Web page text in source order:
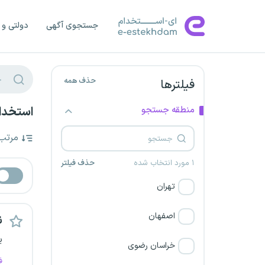
جستجوی آگهی دولتی
فیلترها حذف همه
منطقه جستجو
۱ مورد انتخاب شده حذف فیلتر
تهران
اصفهان
خراسان رضوی